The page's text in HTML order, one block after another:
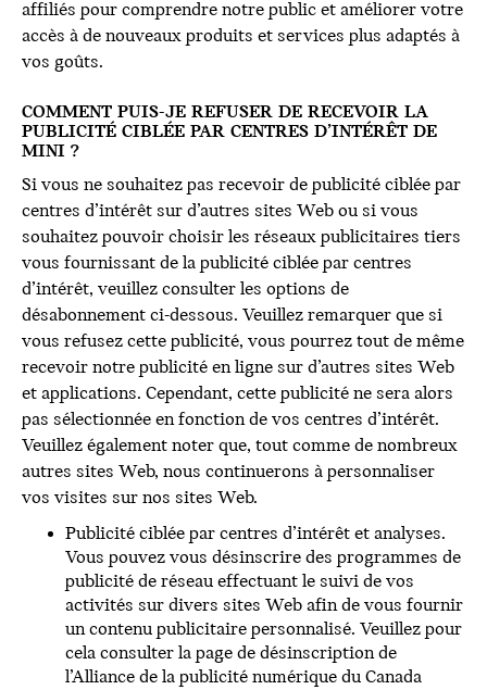
affiliés pour comprendre notre public et améliorer votre
accès à de nouveaux produits et services plus adaptés à
vos goûts.
COMMENT PUIS-JE REFUSER DE RECEVOIR LA
PUBLICITÉ CIBLÉE PAR CENTRES D’INTÉRÊT DE
MINI ?
Si vous ne souhaitez pas recevoir de publicité ciblée par
centres d’intérêt sur d’autres sites Web ou si vous
souhaitez pouvoir choisir les réseaux publicitaires tiers
vous fournissant de la publicité ciblée par centres
d’intérêt, veuillez consulter les options de
désabonnement ci-dessous. Veuillez remarquer que si
vous refusez cette publicité, vous pourrez tout de même
recevoir notre publicité en ligne sur d’autres sites Web
et applications. Cependant, cette publicité ne sera alors
pas sélectionnée en fonction de vos centres d’intérêt.
Veuillez également noter que, tout comme de nombreux
autres sites Web, nous continuerons à personnaliser
vos visites sur nos sites Web.
Publicité ciblée par centres d’intérêt et analyses.
Vous pouvez vous désinscrire des programmes de
publicité de réseau effectuant le suivi de vos
activités sur divers sites Web afin de vous fournir
un contenu publicitaire personnalisé. Veuillez pour
cela consulter la page de désinscription de
l’Alliance de la publicité numérique du Canada